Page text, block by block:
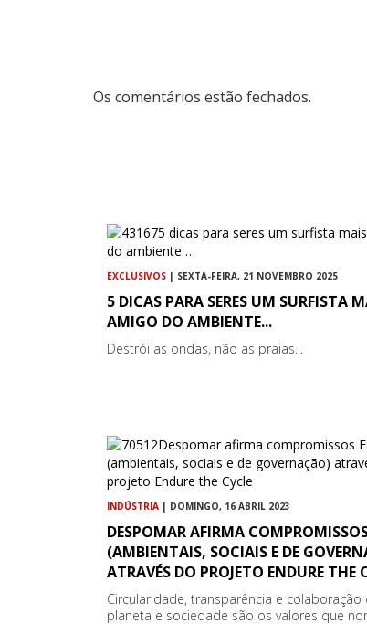
Os comentários estão fechados.
EXCLUSIVOS | SEXTA-FEIRA, 21 NOVEMBRO 2025
5 DICAS PARA SERES UM SURFISTA
AMIGO DO AMBIENTE...
Destrói as ondas, não as praias...
INDÚSTRIA | DOMINGO, 16 ABRIL 2023
DESPOMAR AFIRMA
(AMBIENTAIS, SOCIAIS E DE
ATRAVÉS DO PROJETO ENDURE THE
Circularidade, transparência e colaboração
planeta e sociedade são os valores que